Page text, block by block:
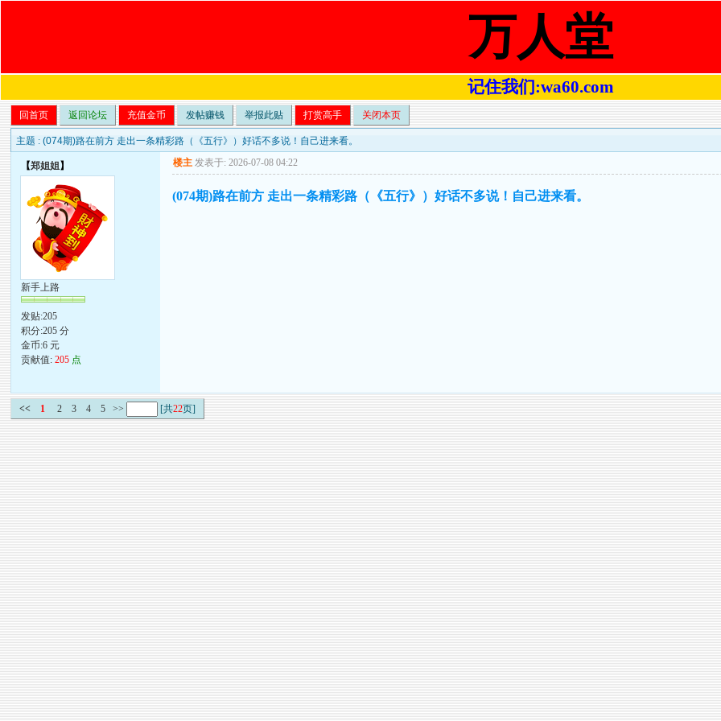
万人堂
记住我们:wa60.com
回首页 返回论坛 充值金币 发帖赚钱 举报此贴 打赏高手 关闭本页
主题 :(074期)路在前方 走出一条精彩路（《五行》）好话不多说！自己进来看。
【郑姐姐】
新手上路
发贴:205
积分:205 分
金币:6 元
贡献值:205 点
楼主 发表于: 2026-07-08 04:22
(074期)路在前方 走出一条精彩路（《五行》）好话不多说！自己进来看。
<< 1 2 3 4 5 >> [共22页]